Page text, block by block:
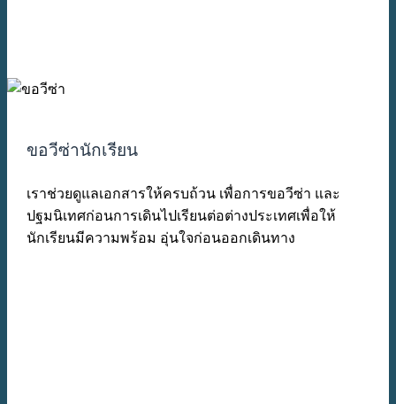
ขอวีซ่านักเรียน
เราช่วยดูแลเอกสารให้ครบถ้วน เพื่อการขอวีซ่า และ
ปฐมนิเทศก่อนการเดินไปเรียนต่อต่างประเทศเพื่อให้
นักเรียนมีความพร้อม อุ่นใจก่อนออกเดินทาง